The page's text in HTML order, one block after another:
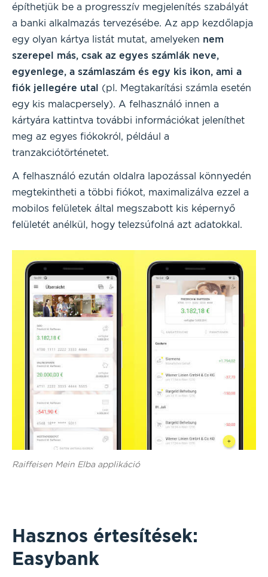
építhetjük be a progresszív megjelenítés szabályát
a banki alkalmazás tervezésébe. Az app kezdőlapja
egy olyan kártya listát mutat, amelyeken nem
szerepel más, csak az egyes számlák neve,
egyenlege, a számlaszám és egy kis ikon, ami a
fiók jellegére utal (pl. Megtakarítási számla esetén
egy kis malacpersely). A felhasználó innen a
kártyára kattintva további információkat jeleníthet
meg az egyes fiókokról, például a
tranzakciótörténetet.
A felhasználó ezután oldalra lapozással könnyedén
megtekintheti a többi fiókot, maximalizálva ezzel a
mobilos felületek által megszabott kis képernyő
felületét anélkül, hogy telezsúfolná azt adatokkal.
Raiffeisen Mein Elba applikáció
Hasznos értesítések:
Easybank